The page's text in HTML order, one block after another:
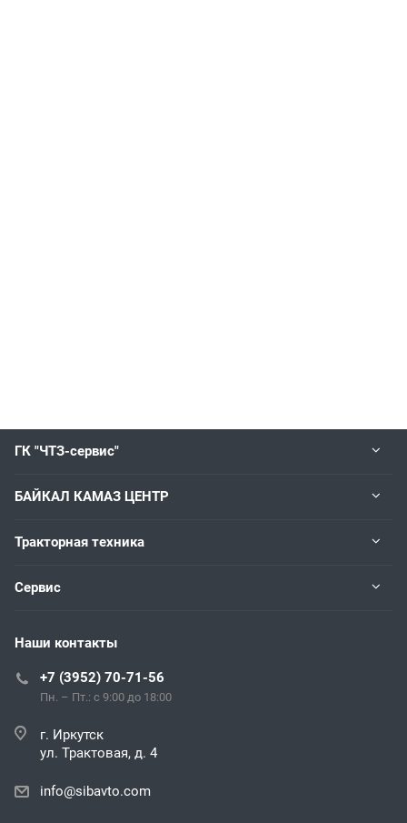
ГК "ЧТЗ-сервис"
БАЙКАЛ КАМАЗ ЦЕНТР
Тракторная техника
Сервис
Наши контакты
+7 (3952) 70-71-56
Пн. – Пт.: с 9:00 до 18:00
г. Иркутск
ул. Трактовая, д. 4
info@sibavto.com